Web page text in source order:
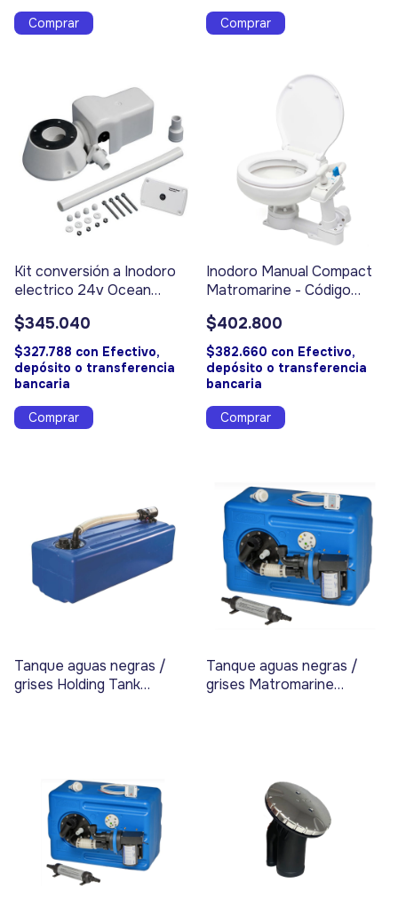
Kit conversión a Inodoro
electrico 24v Ocean
17424
$345.040
$327.788 con Efectivo,
depósito o transferencia
bancaria
Inodoro Manual Compact
Matromarine - Código
$402.800
$382.660 con Efectivo,
depósito o transferencia
bancaria
Tanque aguas negras /
grises Holding Tank
Tanque aguas negras /
grises Matromarine